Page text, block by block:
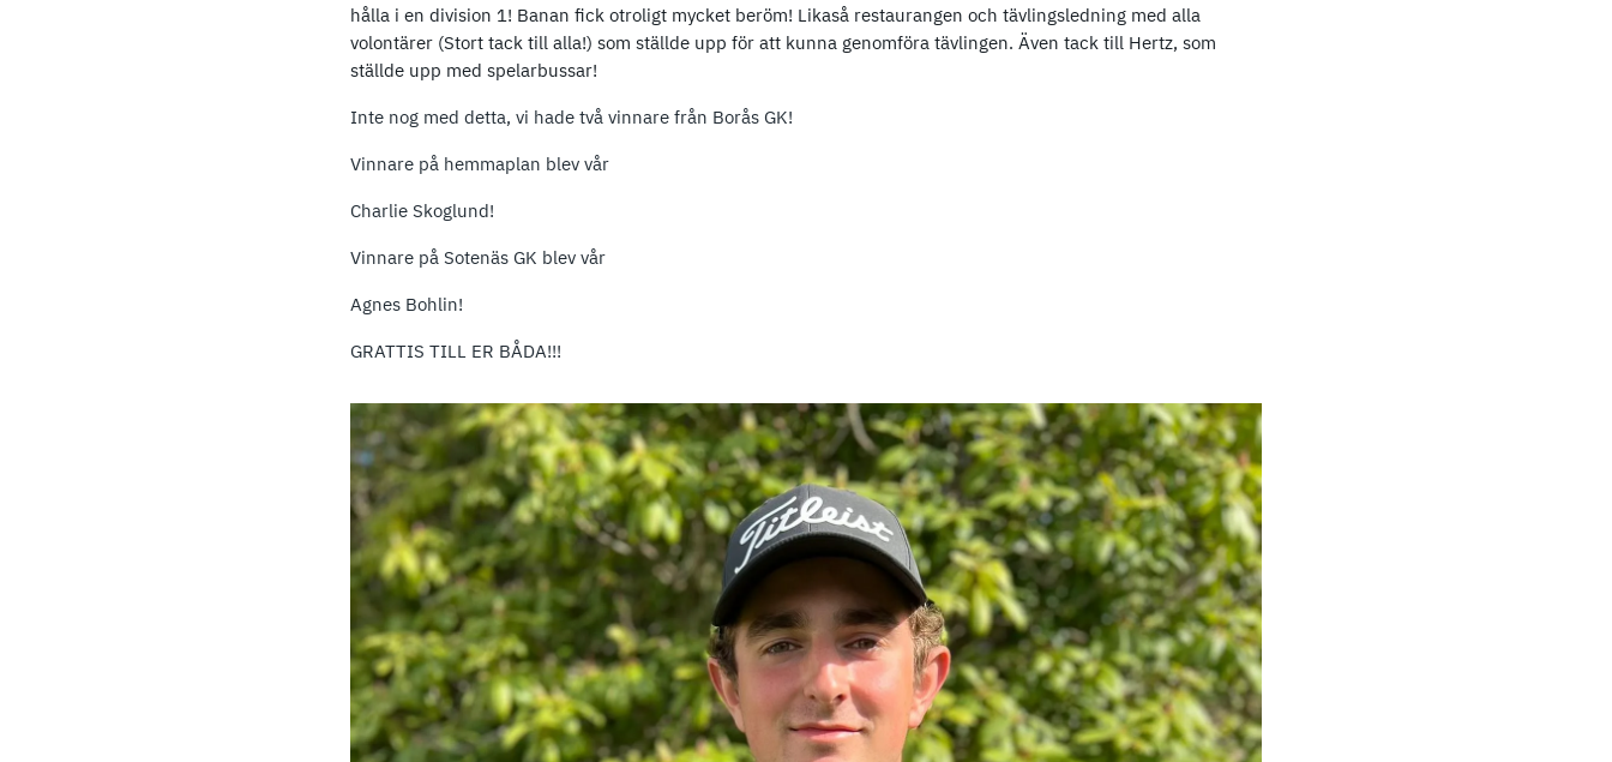
hålla i en division 1! Banan fick otroligt mycket beröm! Likaså restaurangen och tävlingsledning med alla
volontärer (Stort tack till alla!) som ställde upp för att kunna genomföra tävlingen. Även tack till Hertz, som
ställde upp med spelarbussar!
Inte nog med detta, vi hade två vinnare från Borås GK!
Vinnare på hemmaplan blev vår
Charlie Skoglund!
Vinnare på Sotenäs GK blev vår
Agnes Bohlin!
GRATTIS TILL ER BÅDA!!!